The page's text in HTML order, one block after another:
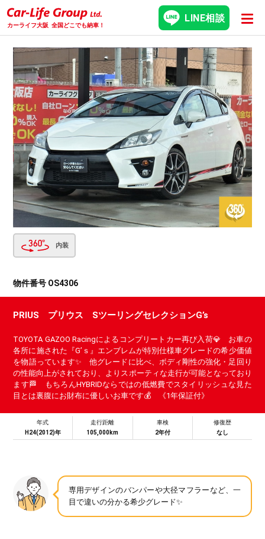
カーライフ大阪 全国どこでも納車！
LINE相談
内装
物件番号 OS4306
PRIUS プリウス SツーリングセレクションG’s
TOYOTA GAZOO Racingによるコンプリートカー再び入荷💎 お車の
各所に施された『G’ｓ』エンブレムが特別仕様車グレードの希少価値
を物語っています✨ 他グレードに比べ、ボディ剛性の強化・足回り
の性能向上がされており、よりスポーティな走行が可能となっており
ます🏁 もちろんHYBRIDならではの低燃費でスタイリッシュな見た
目とは裏腹にお財布に優しいお車です💰 《1年保証付》
年式
H24(2012)年
走行距離
105,000km
車検
2年付
修復歴
なし
専用デザインのバンパーや大径マフラーなど、一
目で違いの分かる希少グレード✨